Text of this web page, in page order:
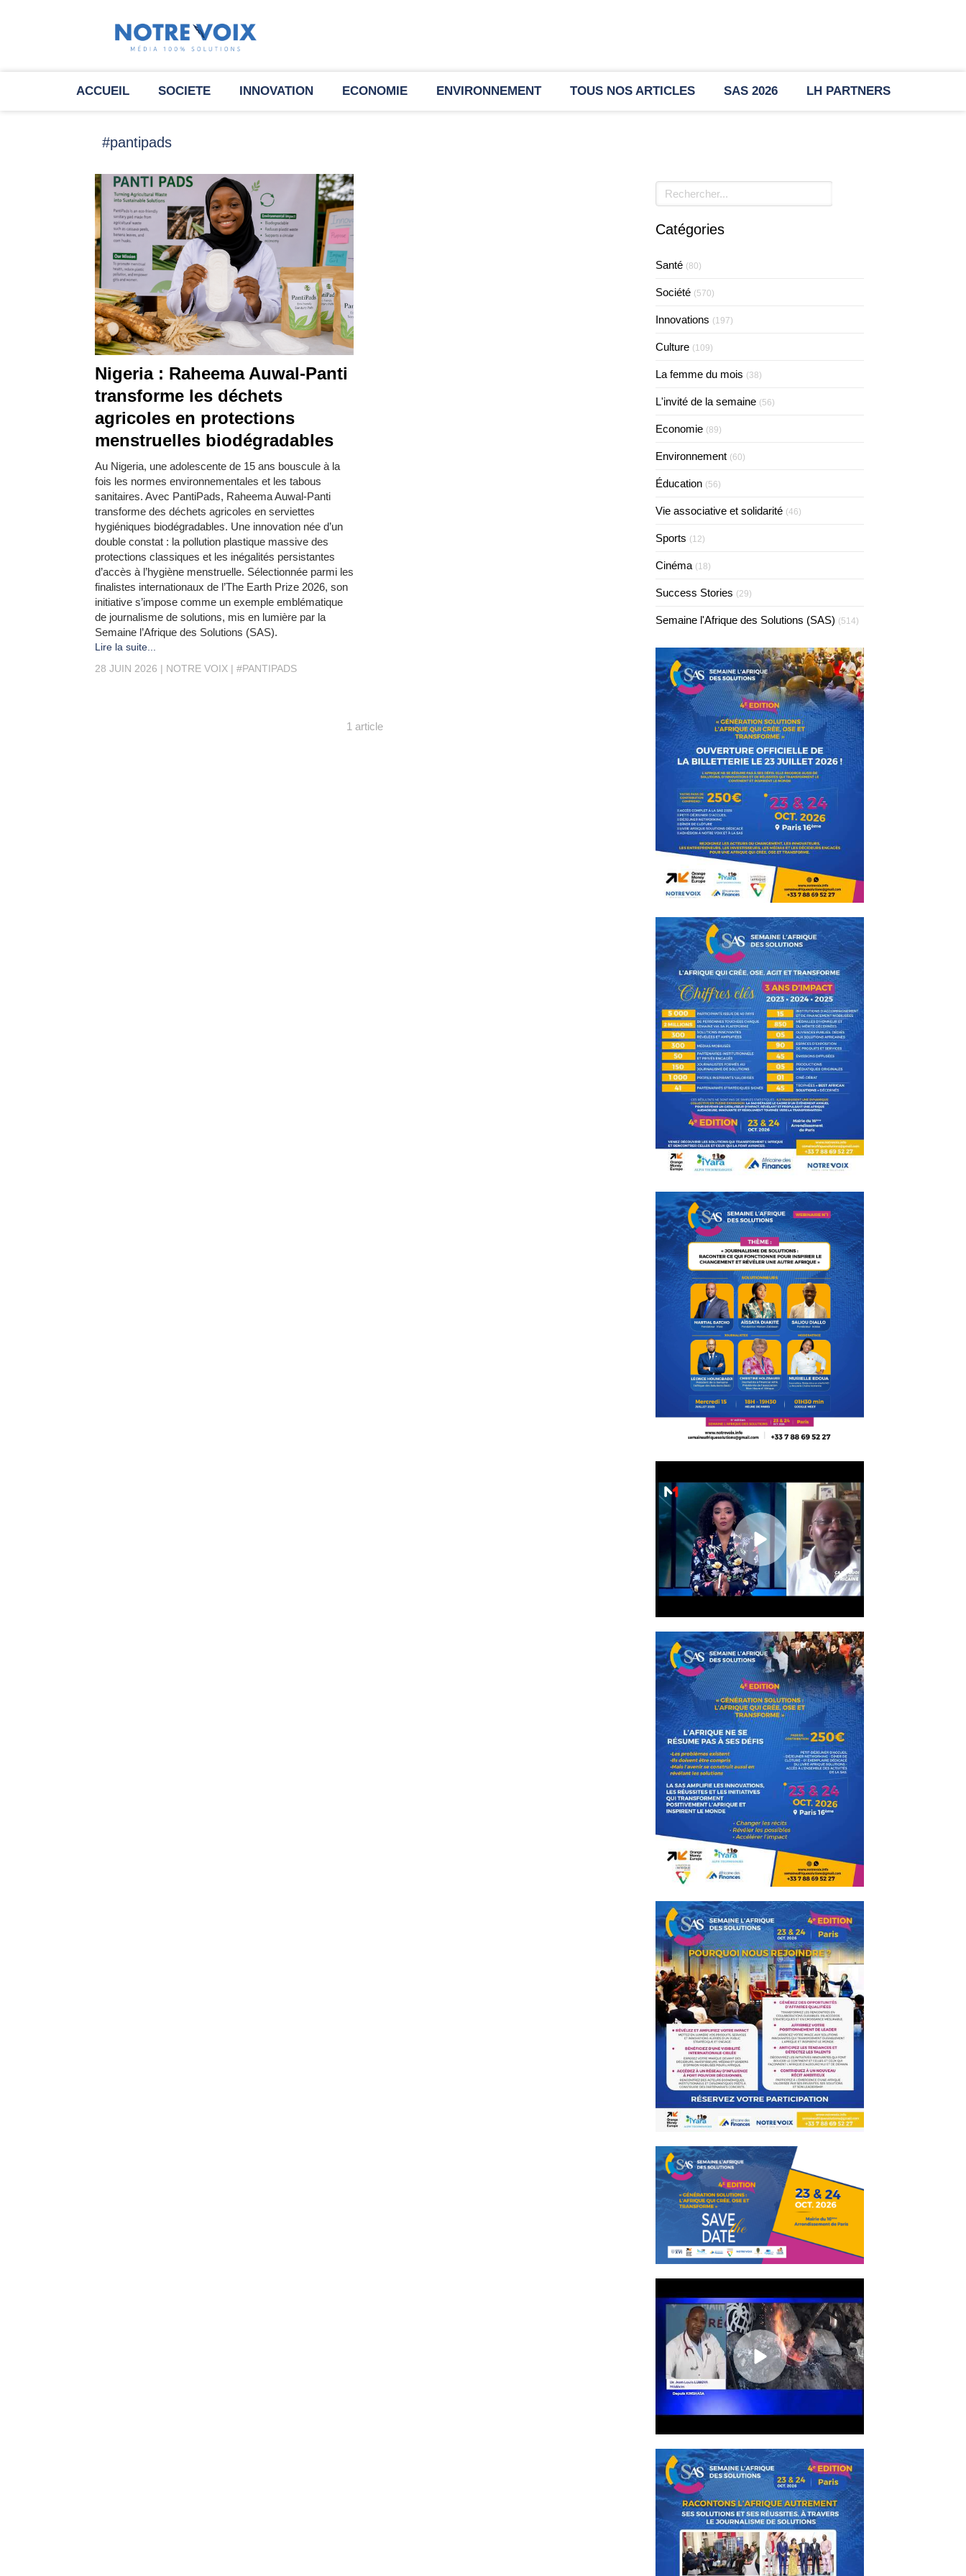
ACCUEIL SOCIETE INNOVATION ECONOMIE ENVIRONNEMENT TOUS NOS ARTICLES SAS 2026 LH PARTNERS
#pantipads
Nigeria : Raheema Auwal-Panti
transforme les déchets
agricoles en protections
menstruelles biodégradables
Au Nigeria, une adolescente de 15 ans bouscule à la
fois les normes environnementales et les tabous
sanitaires. Avec PantiPads, Raheema Auwal-Panti
transforme des déchets agricoles en serviettes
hygiéniques biodégradables. Une innovation née d’un
double constat : la pollution plastique massive des
protections classiques et les inégalités persistantes
d’accès à l’hygiène menstruelle. Sélectionnée parmi les
finalistes internationaux de l’The Earth Prize 2026, son
initiative s’impose comme un exemple emblématique
de journalisme de solutions, mis en lumière par la
Semaine l’Afrique des Solutions (SAS).
Lire la suite...
28 JUIN 2026
NOTRE VOIX #PANTIPADS
1 article
Rechercher
Catégories
Santé (80)
Société (570)
Innovations (197)
Culture (109)
La femme du mois (38)
L'invité de la semaine (56)
Economie (89)
Environnement (60)
Éducation (56)
Vie associative et solidarité (46)
Sports (12)
Cinéma (18)
Success Stories (29)
Semaine l'Afrique des Solutions (SAS) (514)